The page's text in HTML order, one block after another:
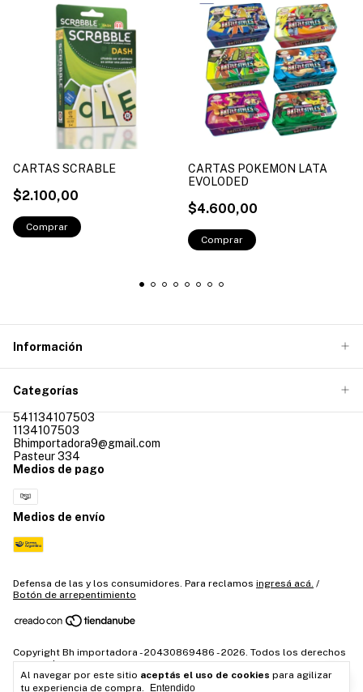
Al navegar por este sitio aceptás el uso de cookies para agilizar
tu experiencia de compra.
Entendido
CARTAS SCRABLE
$2.100,00
CARTAS POKEMON LATA
EVOLODED
$4.600,00
Información
Categorías
541134107503
1134107503
Bhimportadora9@gmail.com
Pasteur 334
Medios de pago
Medios de envío
Defensa de las y los consumidores. Para reclamos ingresá acá. /
Botón de arrepentimiento
Copyright Bh importadora - 20430869486 - 2026. Todos los derechos
reservados.